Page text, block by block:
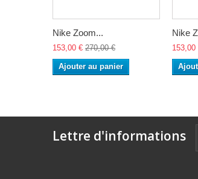
Nike Zoom...
153,00 € 270,00 €
Ajouter au panier
Nike
153,00
Lettre d'informations